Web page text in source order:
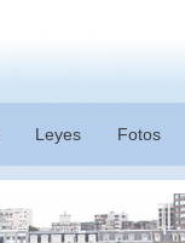
Leyes Fotos